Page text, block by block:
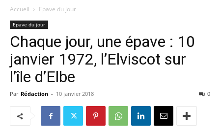
Accueil Epave du jour
Epave du jour
Chaque jour, une épave : 10
janvier 1972, l’Elviscot sur
l’île d’Elbe
Par Rédaction - 10 janvier 2018 0